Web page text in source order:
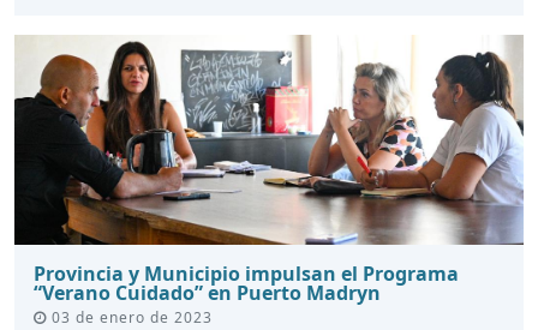
Provincia y Municipio impulsan el Programa
“Verano Cuidado” en Puerto Madryn
03 de enero de 2023